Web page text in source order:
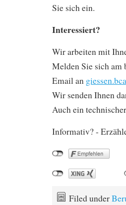
Sie sich ein.
Interessiert?
Wir arbeiten mit
Melden Sie sich am
Email an
Wir senden Ihnen
Auch ein
Informativ? -
Filed under